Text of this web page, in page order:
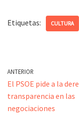
Etiquetas: CULTURA
ANTERIOR
El PSOE pide a la
transparencia en las
negociaciones